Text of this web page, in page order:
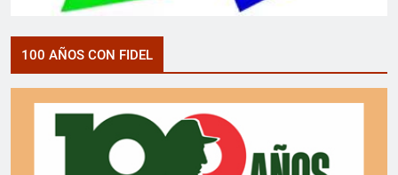
100 AÑOS CON FIDEL